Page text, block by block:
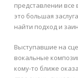
представлении
это большая
найти подход и
Выступавшие на
вокальные
кому-то ближе